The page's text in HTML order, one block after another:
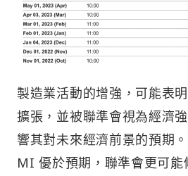
製造業活動的增強，可能表
擴張，並被聯準會視為經濟
響其對未來經濟前景的預期
MI 優於預期，聯準會更可能